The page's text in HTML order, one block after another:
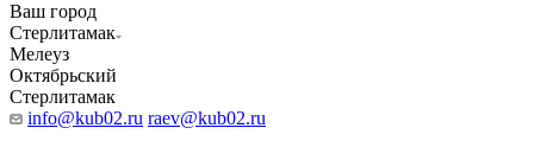
Ваш город
Стерлитамак
Мелеуз
Октябрьский
Стерлитамак
info@kub02.ru raev@kub02.ru